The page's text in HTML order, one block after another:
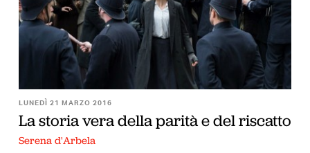
LUNEDÌ 21 MARZO 2016
La storia vera della parità e del riscatto
Serena d'Arbela